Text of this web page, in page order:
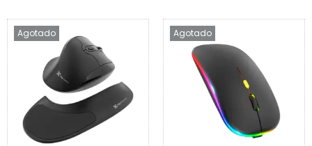
Agotado Agotado